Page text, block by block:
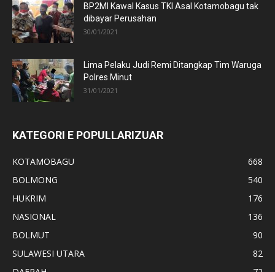
BP2MI Kawal Kasus TKI Asal Kotamobagu tak
dibayar Perusahan
30/01/2021
Lima Pelaku Judi Remi Ditangkap Tim Waruga
Polres Minut
31/01/2021
KATEGORI E POPULLARIZUAR
KOTAMOBAGU
668
BOLMONG
540
HUKRIM
176
NASIONAL
136
BOLMUT
90
SULAWESI UTARA
82